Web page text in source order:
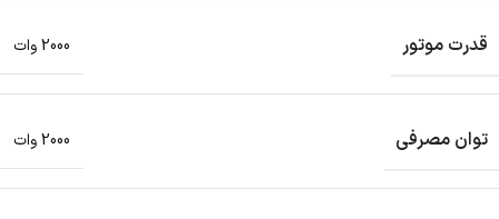
قدرت موتور 2000 وات
توان مصرفی 2000 وات